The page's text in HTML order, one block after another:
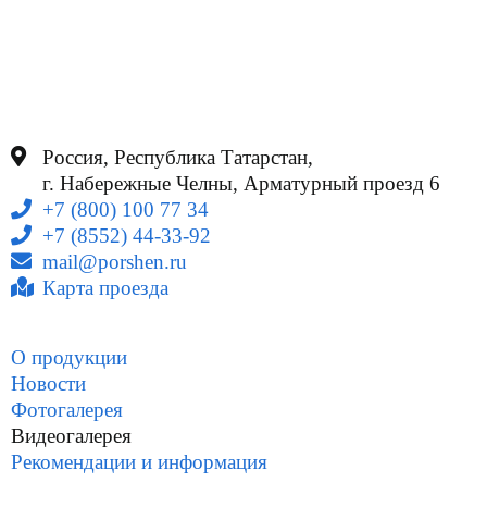
Россия, Республика Татарстан,
г. Набережные Челны, Арматурный проезд 6
+7 (800) 100 77 34
+7 (8552) 44-33-92
mail@porshen.ru
Карта проезда
О продукции
Новости
Фотогалерея
Видеогалерея
Рекомендации и информация